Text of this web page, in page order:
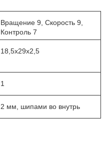
Вращение 9, Скорость 9,
Контроль 7
18,5х29х2,5
1
2 мм, шипами во внутрь